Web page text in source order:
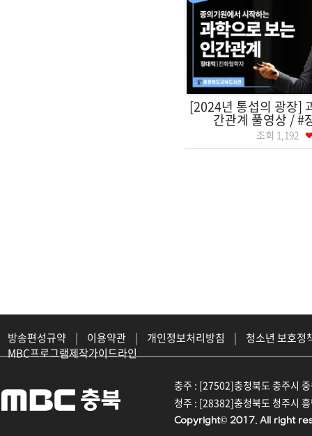
[2024년 통섭의 광장]
간관계 풀영상 / #
조회 1,192
방송편성규약 | 이용약관 | 개인정보처리방침 |
청소년 보호정
MBC프로그램제작가이드라인
충주 : [27502]충청북도 충주시
청주 : [28382]충청북도 청주시
Copyright© 2017. All right